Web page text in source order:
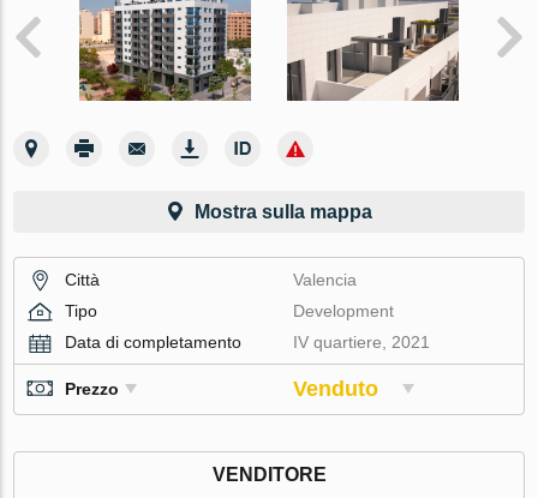
Mostra sulla mappa
Città
Valencia
Tipo
Development
Data di completamento
IV quartiere, 2021
Prezzo Venduto
VENDITORE